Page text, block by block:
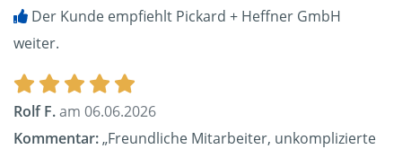
Der Kunde empfiehlt Pickard + Heffner GmbH
weiter.
Rolf F.am 06.06.2026
Kommentar:„Freundliche Mitarbeiter, unkomplizierte